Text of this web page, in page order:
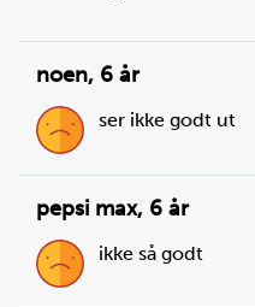
sammen med paprikaen.
Du trenger
sukkererter: 100g
noen, 6 år
ser ikke godt ut
pepsi max, 6 år
ikke så godt